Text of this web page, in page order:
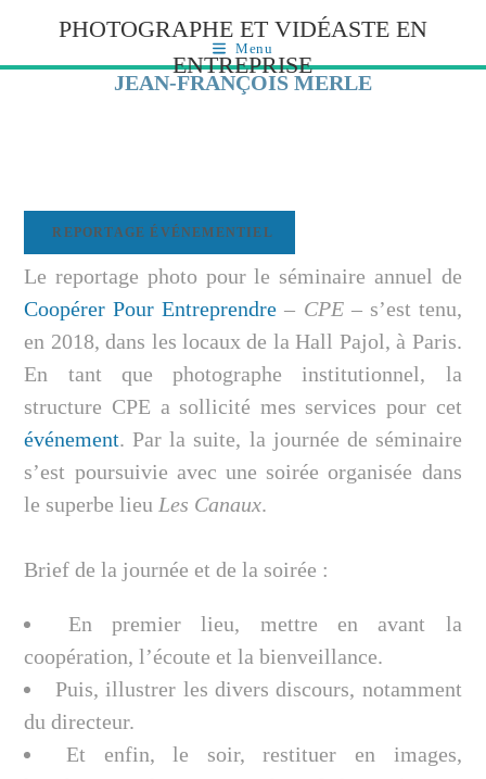
PHOTOGRAPHE ET VIDÉASTE EN
ENTREPRISE
JEAN-FRANÇOIS MERLE
Menu
REPORTAGE ÉVÉNEMENTIEL
Le reportage photo pour le séminaire annuel de
Coopérer Pour Entreprendre – CPE– s’est tenu,
en 2018, dans les locaux de la Hall Pajol, à Paris.
En tant que photographe institutionnel, la
structure CPE a sollicité mes services pour cet
événement. Par la suite, la journée de séminaire
s’est poursuivie avec une soirée organisée dans
le superbe lieu Les Canaux.
Brief de la journée et de la soirée :
En premier lieu, mettre en avant la
coopération, l’écoute et la bienveillance.
Puis, illustrer les divers discours, notamment
du directeur.
Et enfin, le soir, restituer en images,